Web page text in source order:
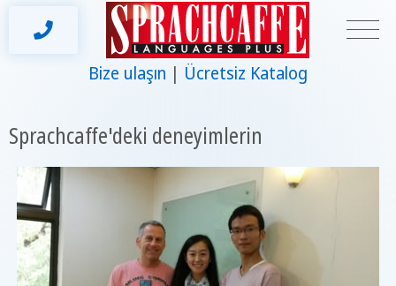
Bize ulaşın Ücretsiz Katalog
Sprachcaffe'deki deneyimlerin